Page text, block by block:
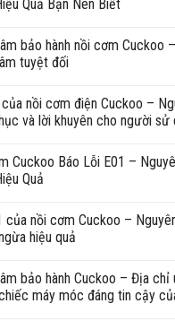
Quả Bạn Nên Biết
bảo hành nồi cơm Cuckoo
tuyệt đối
nồi cơm điện Cuckoo –
và lời khuyên cho người sử
Cuckoo Báo Lỗi E01 –
Quả
của nồi cơm Cuckoo –
hiệu quả
bảo hành Cuckoo – Địa chỉ
máy móc đáng tin cậy